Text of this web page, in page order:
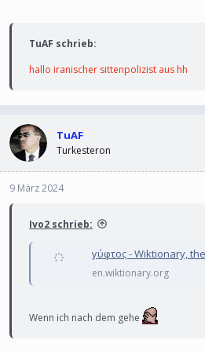
TuAF schrieb:
hallo iranischer sittenpolizist aus hh
TuAF
Turkesteron
9 März 2024
Ivo2 schrieb:
γύφτος - Wiktionary,
en.wiktionary.org
Wenn ich nach dem gehe